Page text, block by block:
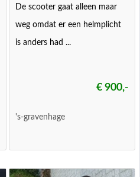
De scooter gaat alleen maar
weg omdat er een helmplicht
is anders had ...
€ 900,-
's-gravenhage